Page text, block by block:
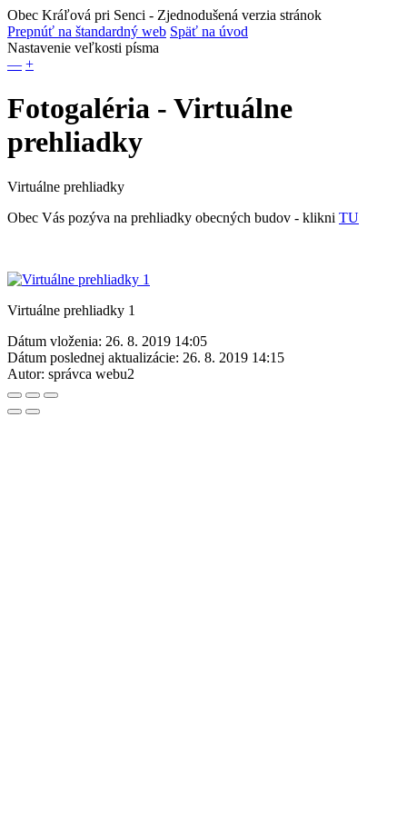
Obec Kráľová pri Senci - Zjednodušená verzia stránok
Prepnúť na štandardný web Späť na úvod
Nastavenie veľkosti písma
— +
Fotogaléria - Virtuálne
prehliadky
Virtuálne prehliadky
Obec Vás pozýva na prehliadky obecných budov - klikni TU
Virtuálne prehliadky 1
Dátum vloženia: 26. 8. 2019 14:05
Dátum poslednej aktualizácie: 26. 8. 2019 14:15
Autor: správca webu2